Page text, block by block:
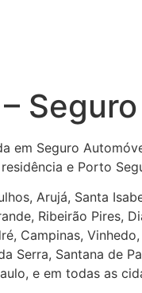
em Seguro
e Porto
Arujá, Santa
Ribeirão Pires,
Campinas,
Serra, Santana de
e em todas as